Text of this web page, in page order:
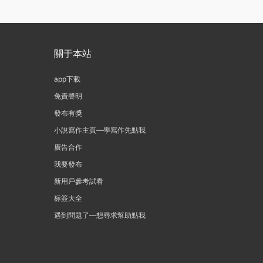
關于本站
app下載
免責聲明
發布有獎
小說寫作主頁—學寫作先點我
廣告合作
我要發布
新用戶參考試看
标簽大全
遇到問題了—想尋求幫助點我